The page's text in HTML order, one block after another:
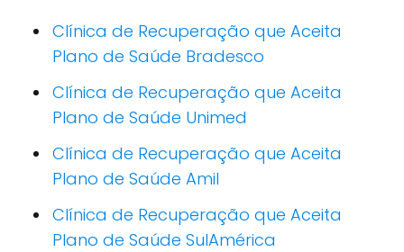
Clínica de Recuperação que Aceita
Plano de Saúde Bradesco
Clínica de Recuperação que Aceita
Plano de Saúde Unimed
Clínica de Recuperação que Aceita
Plano de Saúde Amil
Clínica de Recuperação que Aceita
Plano de Saúde SulAmérica